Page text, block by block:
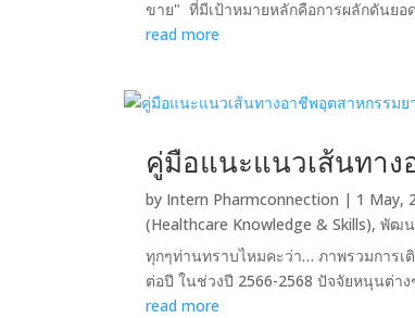
ขาย" ที่มีเป้าหมายหลักคือการผลักดันยอ
read more
คู่มือแนะแนวเส้นทาง
by Intern Pharmconnection | 1 May,
(Healthcare Knowledge & Skills),พัฒน
ทุกๆท่านทราบไหมคะว่า… ภาพรวมการเ
ต่อปี ในช่วงปี 2566-2568 ปัจจัยหนุนต่า
read more